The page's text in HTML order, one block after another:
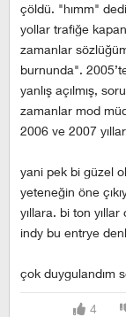
çöldü. "hımm"
yollar trafiğe
zamanlar
burnunda".
yanlış açılmış,
zamanlar mod
2006 ve 2007
yani pek bi güzel
yeteneğin öne
yıllara. bi ton
indy bu entrye
çok duygulandım
4